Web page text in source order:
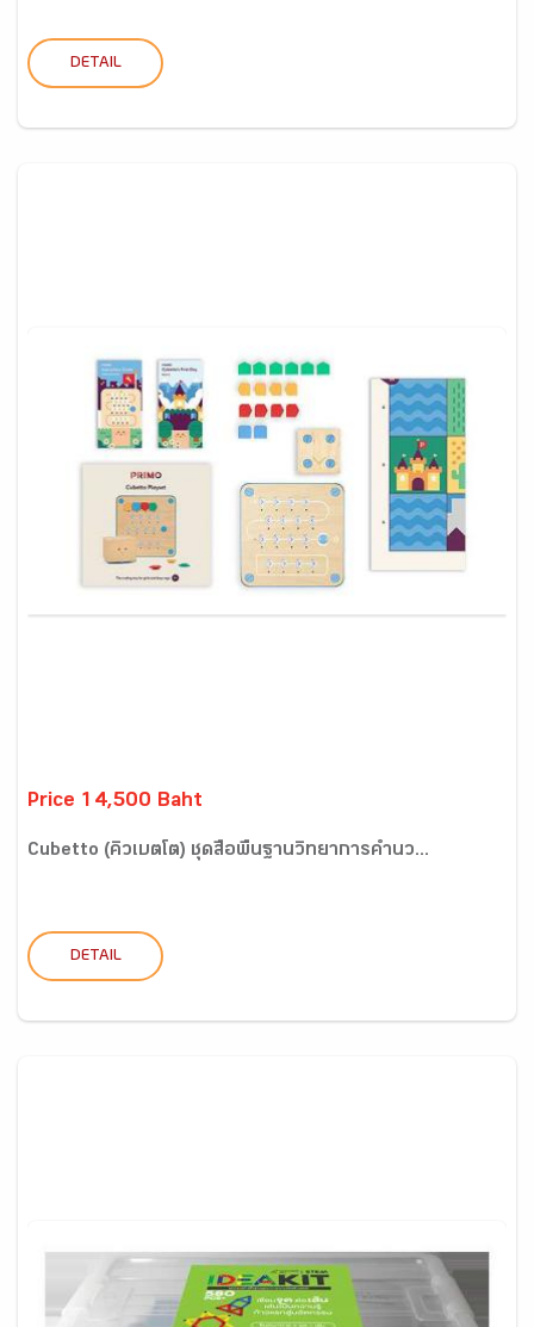
DETAIL
Price 14,500 Baht
Cubetto (คิวเบตโต) ชุดสื่อพื้นฐานวิทยาการคำนว...
DETAIL